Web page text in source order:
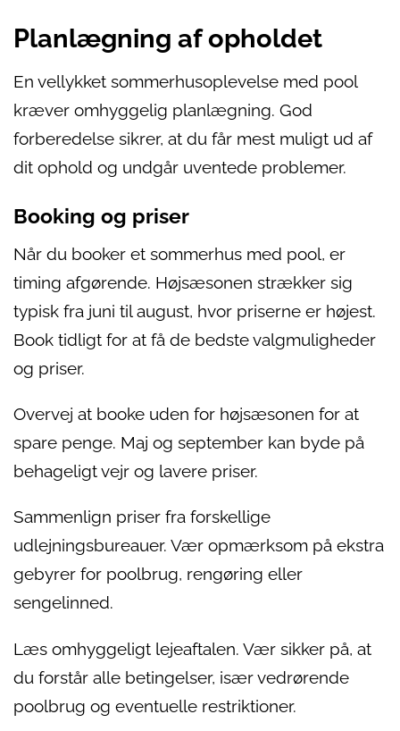
Planlægning af opholdet
En vellykket sommerhusoplevelse med pool
kræver omhyggelig planlægning. God
forberedelse sikrer, at du får mest muligt ud af
dit ophold og undgår uventede problemer.
Booking og priser
Når du booker et sommerhus med pool, er
timing afgørende. Højsæsonen strækker sig
typisk fra juni til august, hvor priserne er højest.
Book tidligt for at få de bedste valgmuligheder
og priser.
Overvej at booke uden for højsæsonen for at
spare penge. Maj og september kan byde på
behageligt vejr og lavere priser.
Sammenlign priser fra forskellige
udlejningsbureauer. Vær opmærksom på ekstra
gebyrer for poolbrug, rengøring eller
sengelinned.
Læs omhyggeligt lejeaftalen. Vær sikker på, at
du forstår alle betingelser, især vedrørende
poolbrug og eventuelle restriktioner.